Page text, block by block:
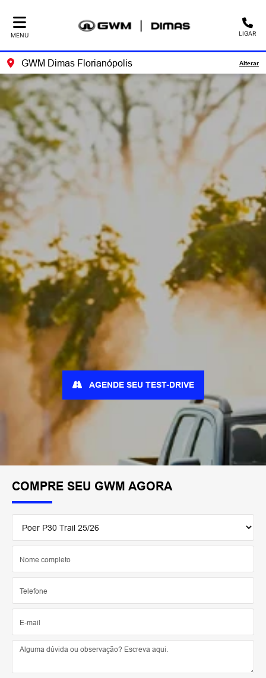
MENU LIGAR
GWM Dimas Florianópolis Alterar
COMPRE SEU GWM AGORA
AGENDE SEU TEST-DRIVE